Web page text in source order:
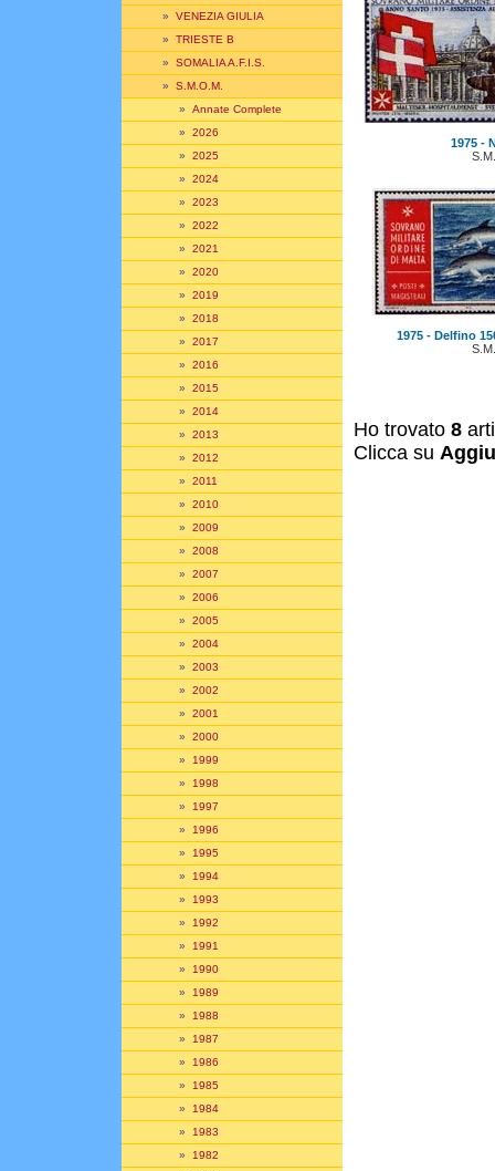
» VENEZIA GIULIA
» TRIESTE B
» SOMALIA A.F.I.S.
» S.M.O.M.
» Annate Complete
» 2026
» 2025
» 2024
» 2023
» 2022
» 2021
» 2020
» 2019
» 2018
» 2017
» 2016
» 2015
» 2014
» 2013
» 2012
» 2011
» 2010
» 2009
» 2008
» 2007
» 2006
» 2005
» 2004
» 2003
» 2002
» 2001
» 2000
» 1999
» 1998
» 1997
» 1996
» 1995
» 1994
» 1993
» 1992
» 1991
» 1990
» 1989
» 1988
» 1987
» 1986
» 1985
» 1984
» 1983
» 1982
1975 -
1975 - Delfino
Ho trovato 8
Clicca su